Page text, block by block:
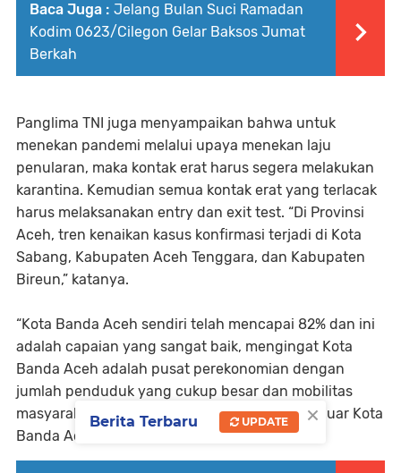
Baca Juga : Jelang Bulan Suci Ramadan
Kodim 0623/Cilegon Gelar Baksos Jumat
Berkah
Panglima TNI juga menyampaikan bahwa untuk
menekan pandemi melalui upaya menekan laju
penularan, maka kontak erat harus segera melakukan
karantina. Kemudian semua kontak erat yang terlacak
harus melaksanakan entry dan exit test. “Di Provinsi
Aceh, tren kenaikan kasus konfirmasi terjadi di Kota
Sabang, Kabupaten Aceh Tenggara, dan Kabupaten
Bireun,” katanya.
“Kota Banda Aceh sendiri telah mencapai 82% dan ini
adalah capaian yang sangat baik, mengingat Kota
Banda Aceh adalah pusat perekonomian dengan
jumlah penduduk yang cukup besar dan mobilitas
masyarakat yang cukup tinggi, termasuk dari luar Kota
Banda Aceh,” jelasnya.
×
Berita Terbaru UPDATE